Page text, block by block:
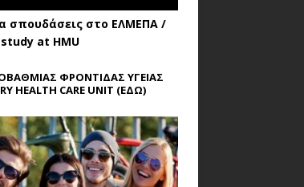
σπουδάσεις στο ΕΛΜΕΠΑ /
at HMU
ΦΡΟΝΤΙΔΑΣ ΥΓΕΙΑΣ
HEALTH CARE UNIT (ΕΔΩ)